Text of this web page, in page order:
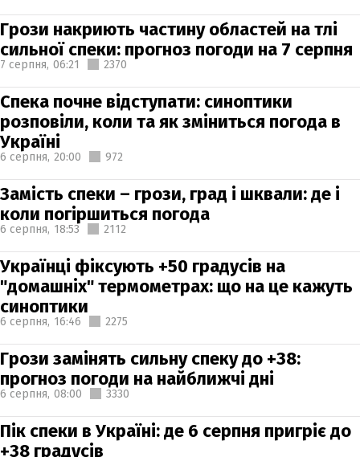
Грози накриють частину областей на тлі
сильної спеки: прогноз погоди на 7 серпня
7 серпня, 06:21 2370
Спека почне відступати: синоптики
розповіли, коли та як зміниться погода в
Україні
6 серпня, 20:00 972
Замість спеки – грози, град і шквали: де і
коли погіршиться погода
6 серпня, 18:53 2112
Українці фіксують +50 градусів на
"домашніх" термометрах: що на це кажуть
синоптики
6 серпня, 16:46 2275
Грози замінять сильну спеку до +38:
прогноз погоди на найближчі дні
6 серпня, 08:00 3330
Пік спеки в Україні: де 6 серпня пригріє до
+38 градусів